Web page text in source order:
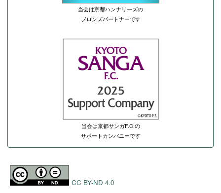
当会は京都ハンナリーズの
ブロンズパートナーです
当会は京都サンガF.C.の
サポートカンパニーです
CC BY-ND 4.0